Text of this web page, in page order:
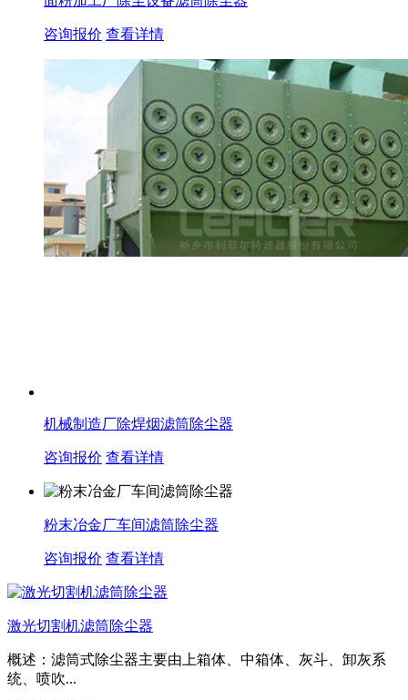
咨询报价 查看详情
机械制造厂除焊烟滤筒除尘器
咨询报价 查看详情
粉末冶金厂车间滤筒除尘器
咨询报价 查看详情
激光切割机滤筒除尘器
概述：滤筒式除尘器主要由上箱体、中箱体、灰斗、卸灰系
统、喷吹...